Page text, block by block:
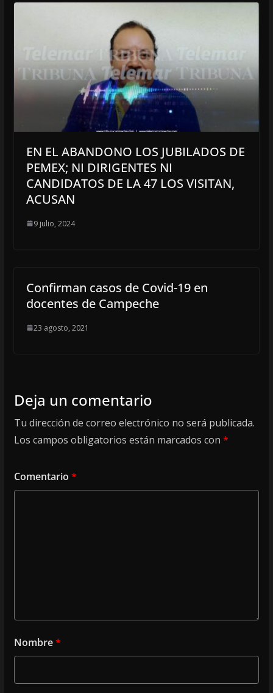
EN EL ABANDONO LOS JUBILADOS DE
PEMEX; NI DIRIGENTES NI
CANDIDATOS DE LA 47 LOS VISITAN,
ACUSAN
9 julio, 2024
Confirman casos de Covid-19 en
docentes de Campeche
23 agosto, 2021
Deja un comentario
Tu dirección de correo electrónico no será publicada.
Los campos obligatorios están marcados con *
Comentario *
Nombre*